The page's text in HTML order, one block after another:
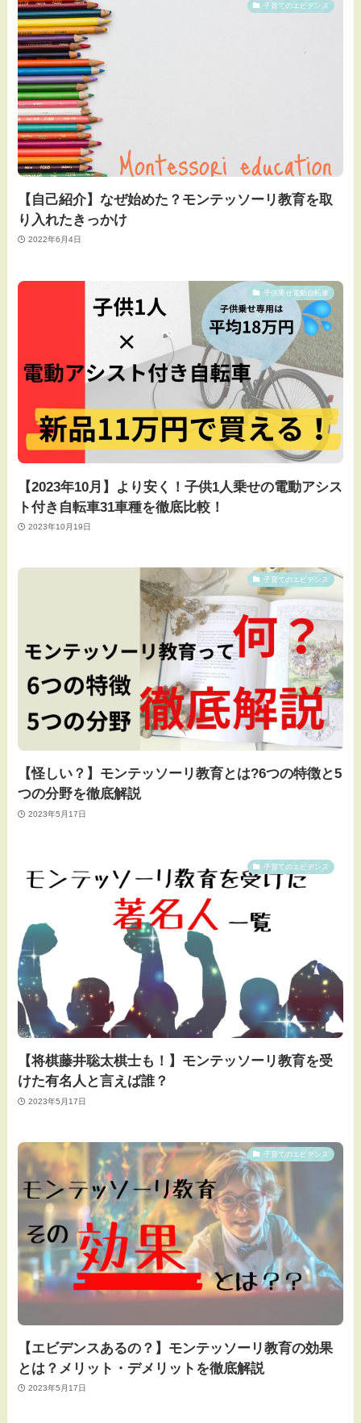
子育てのエビデンス
【自己紹介】なぜ始めた？モンテッソーリ教育を取
り入れたきっかけ
2022年6月4日
子供乗せ電動自転車
【2023年10月】より安く！子供1人乗せの電動アシス
ト付き自転車31車種を徹底比較！
2023年10月19日
子育てのエビデンス
【怪しい？】モンテッソーリ教育とは?6つの特徴と5
つの分野を徹底解説
2023年5月17日
子育てのエビデンス
【将棋藤井聡太棋士も！】モンテッソーリ教育を受
けた有名人と言えば誰？
2023年5月17日
子育てのエビデンス
【エビデンスあるの？】モンテッソーリ教育の効果
とは？メリット・デメリットを徹底解説
2023年5月17日